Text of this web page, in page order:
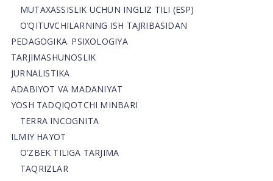
MUTAXASSISLIK UCHUN INGLIZ TILI (ESP)
O’QITUVCHILARNING ISH TAJRIBASIDAN
PEDAGOGIKA. PSIXOLOGIYA
TARJIMASHUNOSLIK
JURNALISTIKA
ADABIYOT VA MADANIYAT
YOSH TADQIQOTCHI MINBARI
TERRA INCOGNITA
ILMIY HAYOT
O’ZBEK TILIGA TARJIMA
TAQRIZLAR